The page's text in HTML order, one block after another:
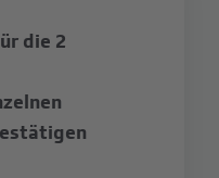
die 2